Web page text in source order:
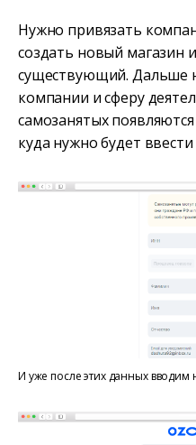
Нужно привязать
создать новый магазин
существующий. Дальше
компании и сферу
самозанятых
куда нужно будет
И уже после этих данных вводим